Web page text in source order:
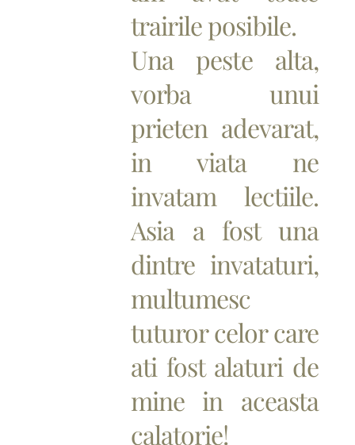
trairile posibile.
Una peste alta,
vorba unui
prieten adevarat,
in viata ne
invatam lectiile.
Asia a fost una
dintre invataturi,
multumesc
tuturor celor care
ati fost alaturi de
mine in aceasta
calatorie!